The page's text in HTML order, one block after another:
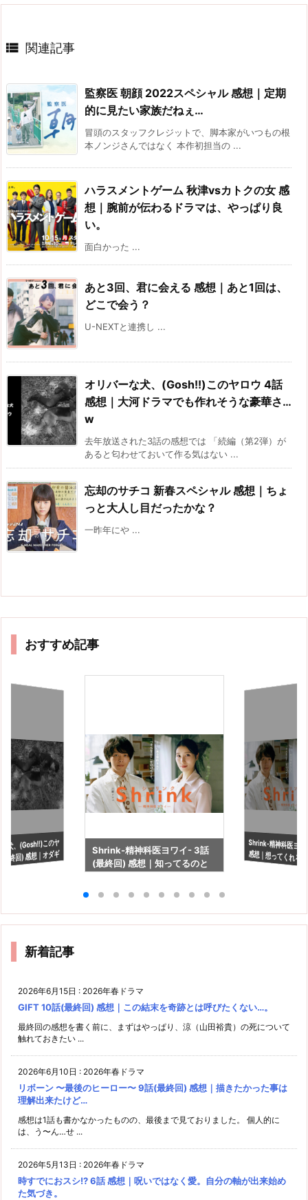
 関連記事
監察医 朝顔 2022スペシャル 感想｜定期
的に見たい家族だねぇ…
冒頭のスタッフクレジットで、脚本家がいつもの根
本ノンジさんではなく 本作初担当の ...
ハラスメントゲーム 秋津vsカトクの女 感
想｜腕前が伝わるドラマは、やっぱり良
い。
面白かった ...
あと3回、君に会える 感想｜あと1回は、
どこで会う？
U-NEXTと連携し ...
オリバーな犬、(Gosh!!)このヤロウ 4話
感想｜大河ドラマでも作れそうな豪華さ…
w
去年放送された3話の感想では 「続編（第2弾）が
あると匂わせておいて作る気はない ...
忘却のサチコ 新春スペシャル 感想｜ちょ
っと大人し目だったかな？
一昨年にや ...
おすすめ記事
犬、(Gosh!!)このヤ
終回) 感想｜オダギ
くオダギリジョ
Shrink-精神科医ヨワイ- 3話
(最終回) 感想｜知ってるのと
Shrink-精神科医ヨ
感想｜想ってくれる
にいるという幸せ
新着記事
2026年6月15日 : 2026年春ドラマ
GIFT 10話(最終回) 感想｜この結末を奇跡とは呼びたくない…。
最終回の感想を書く前に、まずはやっぱり、涼（山田裕貴）の死について
触れておきたい ...
2026年6月10日 : 2026年春ドラマ
リボーン 〜最後のヒーロー〜 9話(最終回) 感想｜描きたかった事は
理解出来たけど…
感想は1話も書かなかったものの、最後まで見ておりました。 個人的に
は、う〜ん…せ ...
2026年5月13日 : 2026年春ドラマ
時すでにおスシ!? 6話 感想｜呪いではなく愛。自分の軸が出来始め
た気づき。